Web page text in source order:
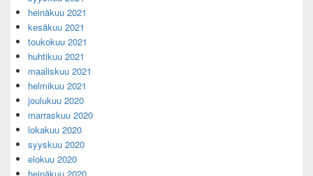
heinäkuu 2021
kesäkuu 2021
toukokuu 2021
huhtikuu 2021
maaliskuu 2021
helmikuu 2021
joulukuu 2020
marraskuu 2020
lokakuu 2020
syyskuu 2020
elokuu 2020